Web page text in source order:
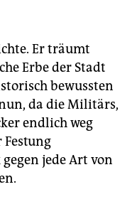
Er träumt
Erbe der Stadt
bewussten
da die Militärs,
endlich weg
jede Art von